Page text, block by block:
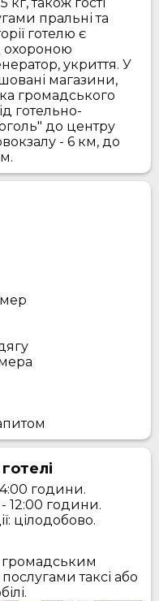
пральні та
готелю є
охороною
укриття. У
магазини,
громадського
готельно-
до центру
- 6 км, до
години.
12:00 години.
цілодобово.
громадським
таксі або